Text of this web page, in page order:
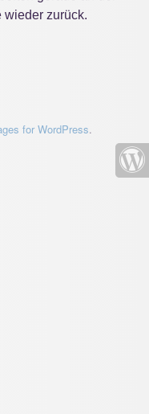
wieder zurück.
for WordPress.